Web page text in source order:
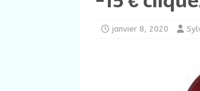
janvier 8, 2020